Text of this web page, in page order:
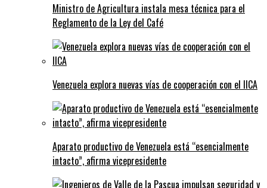
Ministro de Agricultura instala mesa técnica para el
Reglamento de la Ley del Café
Venezuela explora nuevas vías de cooperación con el IICA
Aparato productivo de Venezuela está “esencialmente
intacto”, afirma vicepresidente